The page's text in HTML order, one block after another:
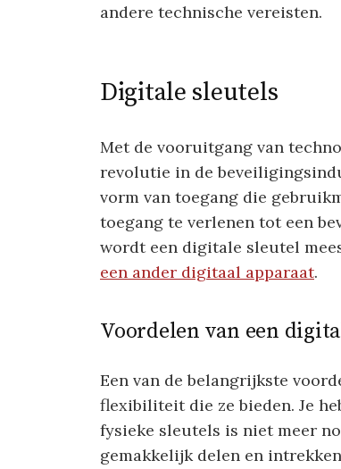
andere technische vereisten.
Digitale sleutels
Met de vooruitgang van
revolutie in de
vorm van toegang die
toegang te verlenen tot een
wordt een digitale sleutel
een ander digitaal apparaat.
Voordelen van een
Een van de belangrijkste
flexibiliteit die ze bieden. Je
fysieke sleutels is niet meer
gemakkelijk delen en